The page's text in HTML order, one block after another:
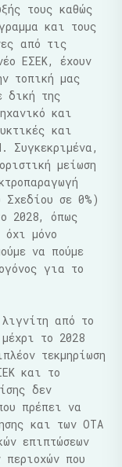
τους καθώς
και τους
από τις
ΕΣΕΚ, έχουν
τοπική μας
δική της
και
και
Συγκεκριμένα,
μείωση
Σχεδίου σε 0%)
2028, όπως
μόνο
να πούμε
για το
από το
το 2028
τεκμηρίωση
και το
δεν
πρέπει να
και των ΟΤΑ
επιπτώσεων
που